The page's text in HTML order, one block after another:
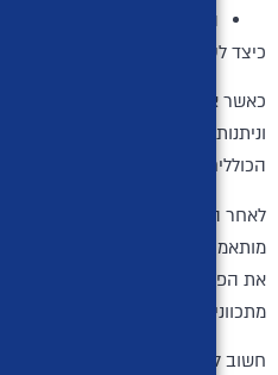
התמקדו בחברה שיכולה
כיצד לעבוד עם חברת שיווק כדי
כאשר אתם עובדים עם חברת שיווק,
וניתנות למדידה. מטרות אלו
הכוללים שלכם.
לאחר הגדרת המטרות, חברת השיווק
מותאמת אישית שתסייע לכם להשיג
את הפלטפורמות השיווקיות, המסר
מתכוונים להשתמש בהם.
חשוב לעבוד בשיתוף פעולה הדוק